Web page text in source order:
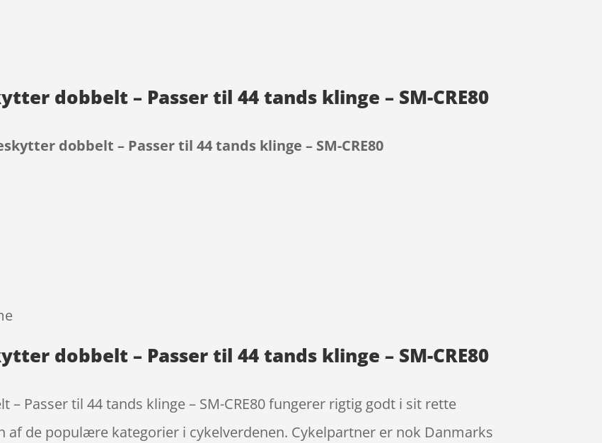
dobbelt – Passer til 44 tands klinge – SM-CRE80
dobbelt – Passer til 44 tands klinge – SM-CRE80
dobbelt – Passer til 44 tands klinge – SM-CRE80
Passer til 44 tands klinge – SM-CRE80 fungerer rigtig godt i sit rette
de populære kategorier i cykelverdenen. Cykelpartner er nok Danmarks